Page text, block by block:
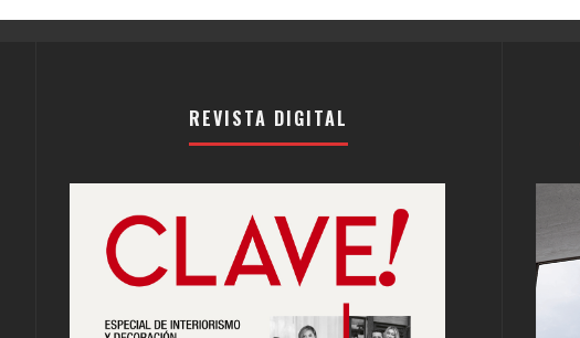
REVISTA DIGITAL